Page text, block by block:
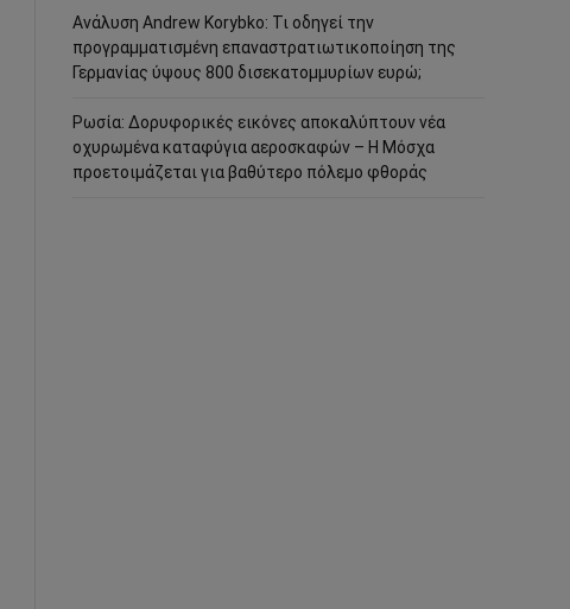
Ανάλυση Andrew Korybko: Τι οδηγεί την
προγραμματισμένη επαναστρατιωτικοποίηση της
Γερμανίας ύψους 800 δισεκατομμυρίων ευρώ;
Ρωσία: Δορυφορικές εικόνες αποκαλύπτουν νέα
οχυρωμένα καταφύγια αεροσκαφών – Η Μόσχα
προετοιμάζεται για βαθύτερο πόλεμο φθοράς